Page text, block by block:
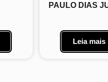
PAULO DIAS
Leia mais